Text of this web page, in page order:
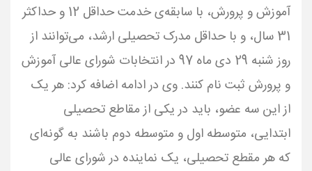
آموزش و پرورش، با سابقه‌ی خدمت حداقل 12 و حداکثر
31 سال، و با حداقل مدرک تحصیلی ارشد، می‌توانند از
روز شنبه 29 دی ماه 97 در انتخابات شورای عالی آموزش
و پرورش ثبت نام کنند. وی در ادامه اضافه کرد: هر یک
از این سه عضو، باید در یکی از مقاطع تحصیلی
ابتدایی، متوسطه اول و متوسطه دوم باشند به گونه‌ای
که هر مقطع تحصیلی، یک نماینده در شورای عالی